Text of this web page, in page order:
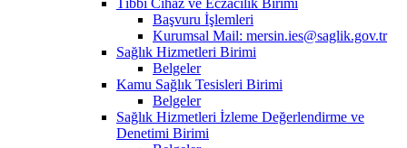
Başvuru İşlemleri
Kurumsal Mail: mersin.ies@saglik.gov.tr
Sağlık Hizmetleri Birimi
Belgeler
Kamu Sağlık Tesisleri Birimi
Belgeler
Sağlık Hizmetleri İzleme Değerlendirme ve
Denetimi Birimi